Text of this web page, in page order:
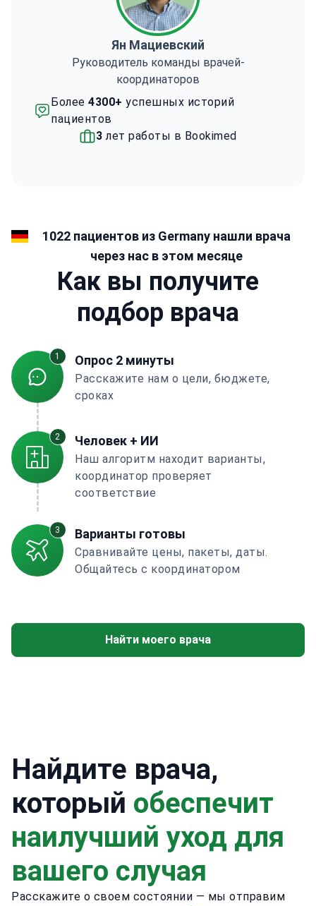
Ян Мациевский
Руководитель команды врачей-
координаторов
Более 4300+ успешных историй
пациентов
3 лет работы в Bookimed
1022 пациентов из Germany нашли врача
через нас в этом месяце
Как вы получите
подбор врача
1 Опрос 2 минуты
Расскажите нам о цели, бюджете,
сроках
2 Человек + ИИ
Наш алгоритм находит варианты,
координатор проверяет
соответствие
3 Варианты готовы
Сравнивайте цены, пакеты, даты.
Общайтесь с координатором
Найти моего врача
Найдите врача,
который обеспечит
наилучший уход для
вашего случая
Расскажите о своем состоянии — мы отправим